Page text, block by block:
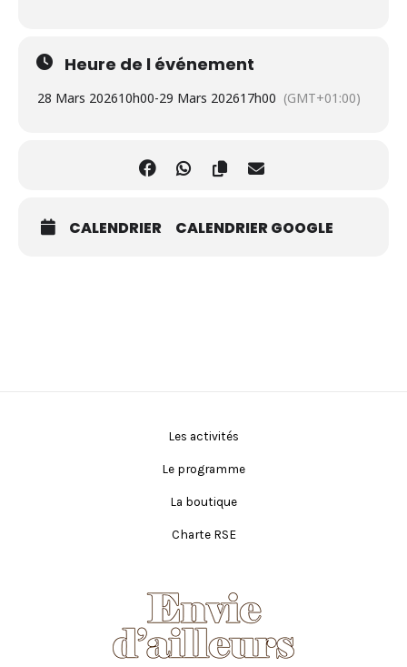
Heure de l événement
28 Mars 202610h00-29 Mars 202617h00 (GMT+01:00)
CALENDRIER CALENDRIER GOOGLE
Les activités
Le programme
La boutique
Charte RSE